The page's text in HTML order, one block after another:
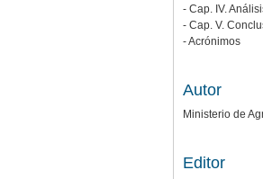
- Cap. IV.
- Cap. V.
- Acrónimos
Autor
Ministerio de
Editor